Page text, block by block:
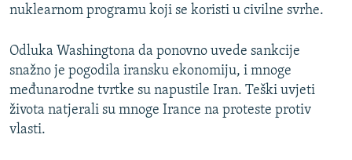
nuklearnom programu koji se koristi u civilne svrhe.
Odluka Washingtona da ponovno uvede sankcije
snažno je pogodila iransku ekonomiju, i mnoge
međunarodne tvrtke su napustile Iran. Teški uvjeti
života natjerali su mnoge Irance na proteste protiv
vlasti.